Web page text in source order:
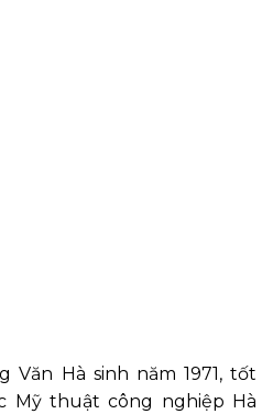
Văn Hà sinh năm 1971, tốt
Mỹ thuật công nghiệp Hà